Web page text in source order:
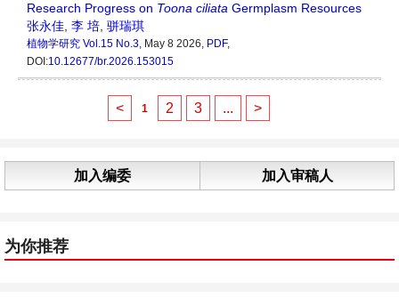
Research Progress on Toona ciliata Germplasm Resources
张永佳 李 培 骈瑞琪
植物学研究 Vol.15 No.3, May 8 2026, PDF,
DOI:10.12677/br.2026.153015
< 1 2 3 ... >
加入编委 加入审稿人
为你推荐